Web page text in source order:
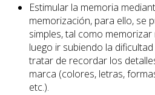
Estimular la memoria
memorización, para ello, se
simples, tal como
luego ir subiendo la
tratar de recordar los
marca (colores, letras,
etc.).